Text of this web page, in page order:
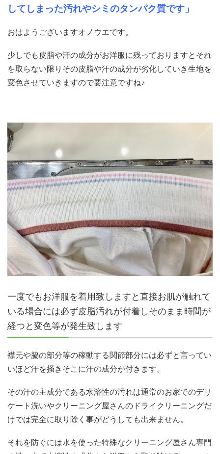
してしまった汚れやシミのタンパク質です 」
おはようございますオノウエです。
少しでも皮脂や汗の成分がお洋服に残っておりますとそれ
を取らない限りその皮脂や汗の成分が劣化していき生地を
変色させていきますので要注意ですね♪
一度でもお洋服を着用致しますと直接お肌が触れて
いる場合には必ず皮脂汚れが付着しそのまま時間が
経つと変色等が発生致します
襟元や脇の部分等の稼動する関節部分には必ずと言ってい
いほど汗を掻きそこに汗の成分が付きます。
その汗の主成分である水溶性の汚れは通常のお家でのデリ
ケート洗いやクリーニング屋さんのドライクリーニングだ
けでは完全に取り除く事がどうしても出来ません。
それを防ぐには水を使った特殊なクリーニング屋さん専門